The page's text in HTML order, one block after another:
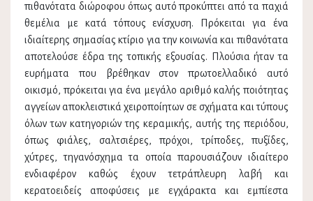
πιθανότατα διώροφου όπως αυτό προκύπτει από τα παχιά
θεμέλια με κατά τόπους ενίσχυση. Πρόκειται για ένα
ιδιαίτερης σημασίας κτίριο για την κοινωνία και πιθανότατα
αποτελούσε έδρα της τοπικής εξουσίας. Πλούσια ήταν τα
ευρήματα που βρέθηκαν στον πρωτοελλαδικό αυτό
οικισμό, πρόκειται για ένα μεγάλο αριθμό καλής ποιότητας
αγγείων αποκλειστικά χειροποίητων σε σχήματα και τύπους
όλων των κατηγοριών της κεραμικής, αυτής της περιόδου,
όπως φιάλες, σαλτσιέρες, πρόχοι, τρίποδες, πυξίδες,
χύτρες, τηγανόσχημα τα οποία παρουσιάζουν ιδιαίτερο
ενδιαφέρον καθώς έχουν τετράπλευρη λαβή και
κερατοειδείς αποφύσεις με εγχάρακτα και εμπίεστα